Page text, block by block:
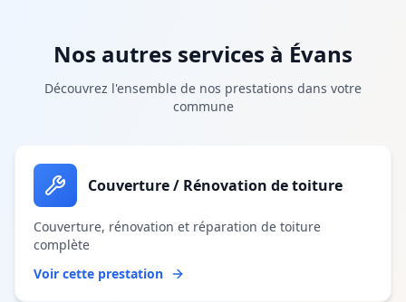
Nos autres services à Évans
Découvrez l'ensemble de nos prestations dans votre
commune
Couverture / Rénovation de toiture
Couverture, rénovation et réparation de toiture
complète
Voir cette prestation